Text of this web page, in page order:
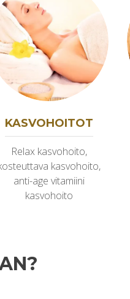
KASVOHOITOT
Relax kasvohoito,
kasvohoito,
anti-age vitamiini
kasvohoito